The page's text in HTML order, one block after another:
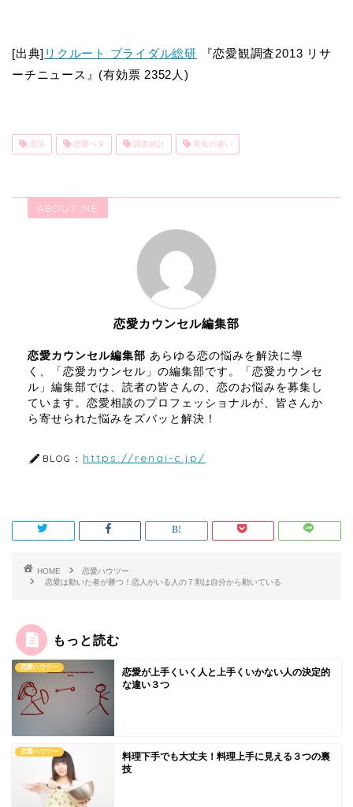
[出典] リクルート ブライダル総研 『恋愛観調査2013 リサ
ーチニュース』(有効票 2352人)
恋活 恋愛ベタ 調査統計 男女の違い
ABOUT ME
恋愛カウンセル編集部
恋愛カウンセル編集部 あらゆる恋の悩みを解決に導
く、「恋愛カウンセル」の編集部です。「恋愛カウンセ
ル」編集部では、読者の皆さんの、恋のお悩みを募集し
ています。恋愛相談のプロフェッショナルが、皆さんか
ら寄せられた悩みをズバッと解決！
BLOG： https://renai-c.jp/
HOME
恋愛ハウツー
恋愛は動いた者が勝つ！恋人がいる人の７割は自分から動いている
もっと読む
恋愛ハウツー
恋愛が上手くいく人と上手くいかない人の決定的
な違い３つ
恋愛ハウツー
料理下手でも大丈夫！料理上手に見える３つの裏
技